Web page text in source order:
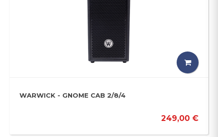
WARWICK - GNOME CAB 2/8/4
249,00 €